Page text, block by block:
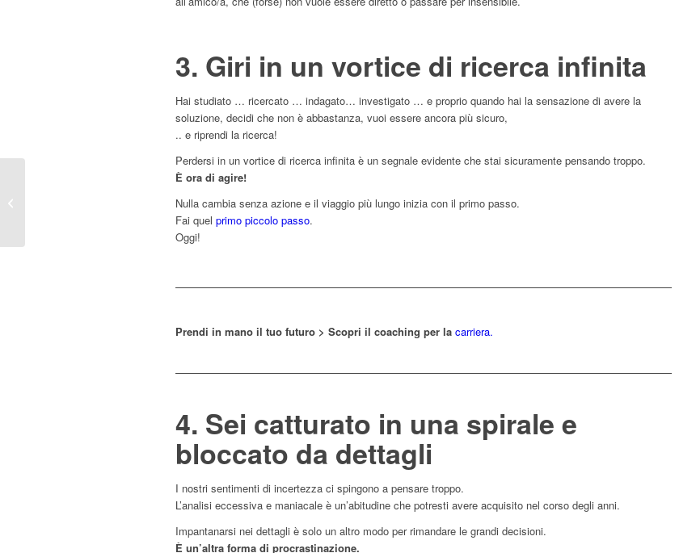
3. Giri in un vortice di ricerca infinita
Hai studiato … ricercato … indagato… investigato … e proprio quando hai la sensazione di avere la
soluzione, decidi che non è abbastanza, vuoi essere ancora più sicuro,
.. e riprendi la ricerca!
Perdersi in un vortice di ricerca infinita è un segnale evidente che stai sicuramente pensando troppo.
È ora di agire!
Nulla cambia senza azione e il viaggio più lungo inizia con il primo passo.
Fai quel primo piccolo passo.
Oggi!
Prendi in mano il tuo futuro > Scopri il coaching per la carriera.
4. Sei catturato in una spirale e
bloccato da dettagli
I nostri sentimenti di incertezza ci spingono a pensare troppo.
L’analisi eccessiva e maniacale è un’abitudine che potresti avere acquisito nel corso degli anni.
Impantanarsi nei dettagli è solo un altro modo per rimandare le grandi decisioni.
È un’altra forma di procrastinazione.